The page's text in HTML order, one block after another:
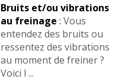
Bruits et/ou vibrations
au freinage : Vous
entendez des bruits ou
ressentez des vibrations
au moment de freiner ?
Voici l ...